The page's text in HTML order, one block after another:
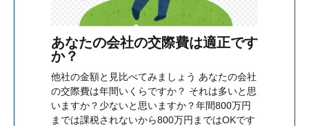
あなたの会社の交際費は適正です
か？
他社の金額と見比べてみましょう あなたの会社
の交際費は年間いくらですか？ それは多いと思
いますか？少ないと思いますか？年間800万円
までは課税されないから800万円まではOKです